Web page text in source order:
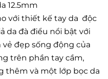
12.5mm
với thiết kế tay da độc
da đà điểu nổi bật với
đẹp sống động của
trên phần tay cầm,
thêm và một lớp bọc da